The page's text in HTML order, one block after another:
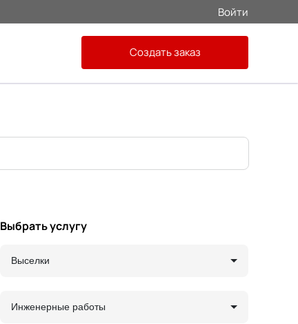
Войти
Создать заказ
Выбрать услугу
Выселки
Инженерные работы